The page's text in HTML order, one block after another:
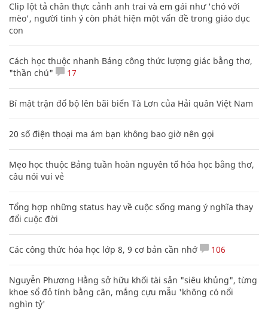
Clip lột tả chân thực cảnh anh trai và em gái như 'chó với
mèo', người tinh ý còn phát hiện một vấn đề trong giáo dục
con
Cách học thuộc nhanh Bảng công thức lượng giác bằng thơ,
"thần chú"
17
Bí mật trận đổ bộ lên bãi biển Tà Lơn của Hải quân Việt Nam
20 số điện thoại ma ám bạn không bao giờ nên gọi
Mẹo học thuộc Bảng tuần hoàn nguyên tố hóa học bằng thơ,
câu nói vui vẻ
Tổng hợp những status hay về cuộc sống mang ý nghĩa thay
đổi cuộc đời
Các công thức hóa học lớp 8, 9 cơ bản cần nhớ 106
Nguyễn Phương Hằng sở hữu khối tài sản "siêu khủng", từng
khoe sổ đỏ tính bằng cân, mắng cựu mẫu 'không có nổi
nghìn tỷ'